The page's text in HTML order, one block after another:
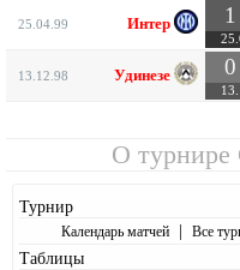
25.04.99 Интер
13.12.98 Удинезе 0
О турнире
Турнир
Календарь матчей | Все
Таблицы